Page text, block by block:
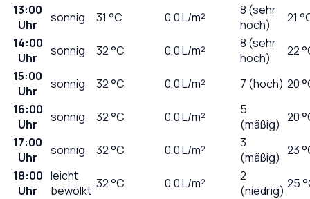
13:00
Uhr
sonnig 31 °C 0,0L/m²
8 (sehr
hoch)
21
14:00
Uhr
sonnig 32°C 0,0L/m²
8 (sehr
hoch)
22
15:00
Uhr
sonnig 32°C 0,0L/m² 7 (hoch) 20
16:00
Uhr
sonnig 32°C 0,0L/m²
5
(mäßig) 20
17:00
Uhr
sonnig 32°C 0,0L/m²
3
(mäßig) 23
18:00
Uhr
leicht
bewölkt 32°C 0,0L/m²
2
(niedrig) 25